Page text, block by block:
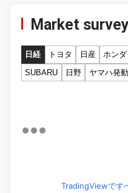
Market survey
日経 トヨタ 日産 ホンダ
SUBARU
日野 ヤマハ発
TradingViewです